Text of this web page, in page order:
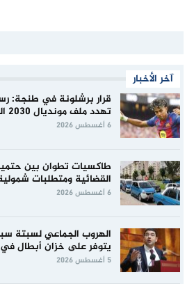
آخر الأخبار
قرار برشلونة في طنجة:
تهدد ملف مونديال 2030 الثلاثي؟
6 أغسطس 2026
طاكسيات تطوان بين
القضائية ومتطلبات
6 أغسطس 2026
الهروب الجماعي لسبتة
يتوفر على خزان أبطال في
5 أغسطس 2026